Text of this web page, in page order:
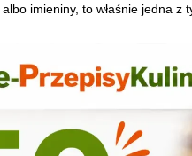
imieniny, to właśnie jedna z